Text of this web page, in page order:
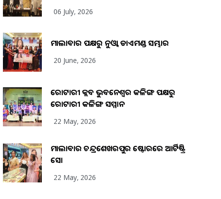
06 July, 2026
ମାଲାବାର ପକ୍ଷରୁ ନୁଓ୍ବା ଡାଏମଣ୍ଡ ସମ୍ଭାର
20 June, 2026
ରୋଟାରୀ କ୍ଲବ ଭୁବନେଶ୍ୱର କଳିଙ୍ଗ ପକ୍ଷରୁ
ରୋଟାରୀ କଳିଙ୍ଗ ସମ୍ମାନ
22 May, 2026
ମାଲାବାର ଚନ୍ଦ୍ରଶେଖରପୁର ଷ୍ଟୋରରେ ଆର୍ଟିଷ୍ଟ୍ରି
ସୋ
22 May, 2026